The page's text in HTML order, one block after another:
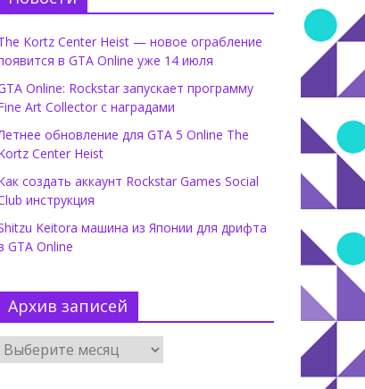
Kortz Center Heist — новое ограбление
в GTA Online уже 14 июля
Online: Rockstar запускает программу
Art Collector с наградами
обновление для GTA 5 Online The
Center Heist
создать аккаунт Rockstar Games Social
инструкция
Keitora машина из Японии для дрифта
GTA Online
Архив записей